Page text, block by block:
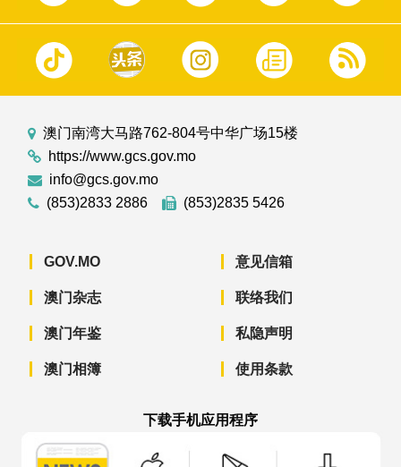
澳门南湾大马路762-804号中华广场15楼
https://www.gcs.gov.mo
info@gcs.gov.mo
(853)2833 2886
(853)2835 5426
GOV.MO
澳门杂志
澳门年鉴
澳门相簿
意见信箱
联络我们
私隐声明
使用条款
下载手机应用程序